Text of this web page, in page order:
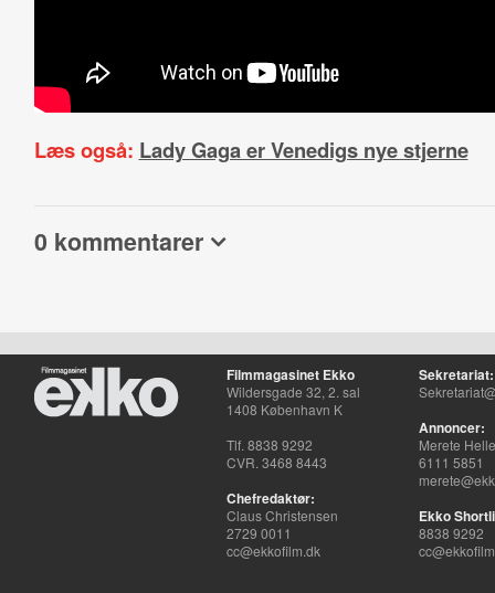
Læs også: Lady Gaga er Venedigs nye stjerne
0 kommentarer
Filmmagasinet Ekko
Wildersgade 32, 2. sal
1408 København K
Tlf. 8838 9292
CVR. 3468 8443
Chefredaktør:
Claus Christensen
2729 0011
cc@ekkofilm.dk
Sekretariat:
Annoncer:
Merete
6111 5851
Ekko
8838 9292